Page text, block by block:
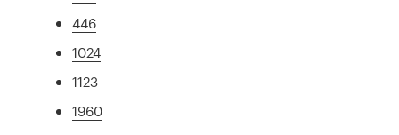
446
1024
1123
1960